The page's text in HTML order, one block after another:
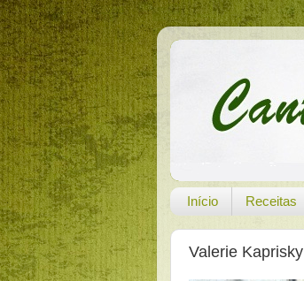
Início Receitas
Valerie Kaprisky